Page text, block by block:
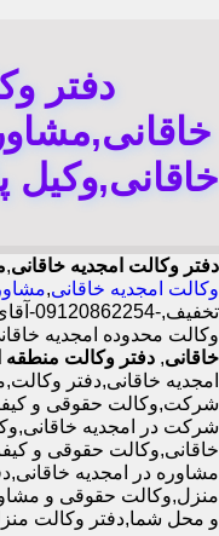
دفتر
خاقانی,وکیل
دفتر وکالت امجدیه خاقانی,
وکالت امجدیه خاقانی,
وکالت محدوده امجدیه
خاقانی, دفتر وکالت منطقه
امجدیه خاقانی,دفتر
شرکت,وکالت حقوقی و
شرکت در امجدیه
خاقانی,وکالت حقوقی و
مشاوره در امجدیه
منزل,وکالت حقوقی و
و محل شما,دفتر وکالت